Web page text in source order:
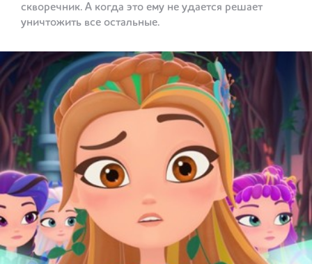
скворечник. А когда это ему не удается решает
уничтожить все остальные.